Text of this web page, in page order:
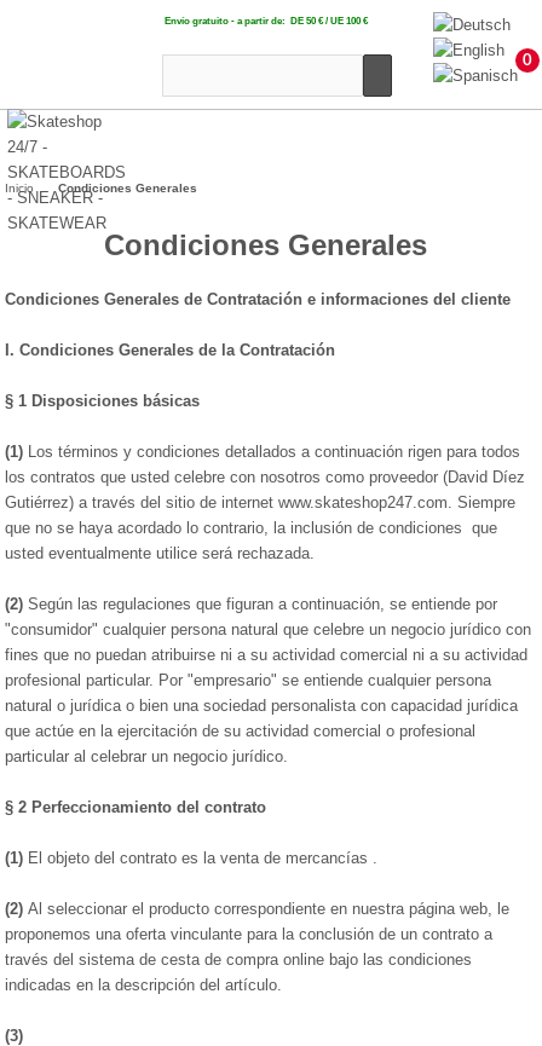
Envío gratuito - a partir de: DE 50 € / UE 100 €
0
Inicio Condiciones Generales
Condiciones Generales
Condiciones Generales de Contratación e informaciones del cliente
I. Condiciones Generales de la Contratación
§ 1 Disposiciones básicas
(1) Los términos y condiciones detallados a continuación rigen para todos
los contratos que usted celebre con nosotros como proveedor (David Díez
Gutiérrez) a través del sitio de internet www.skateshop247.com. Siempre
que no se haya acordado lo contrario, la inclusión de condiciones que
usted eventualmente utilice será rechazada.
(2) Según las regulaciones que figuran a continuación, se entiende por
"consumidor" cualquier persona natural que celebre un negocio jurídico con
fines que no puedan atribuirse ni a su actividad comercial ni a su actividad
profesional particular. Por "empresario" se entiende cualquier persona
natural o jurídica o bien una sociedad personalista con capacidad jurídica
que actúe en la ejercitación de su actividad comercial o profesional
particular al celebrar un negocio jurídico.
§ 2 Perfeccionamiento del contrato
(1) El objeto del contrato es la venta de mercancías .
(2) Al seleccionar el producto correspondiente en nuestra página web, le
proponemos una oferta vinculante para la conclusión de un contrato a
través del sistema de cesta de compra online bajo las condiciones
indicadas en la descripción del artículo.
(3)